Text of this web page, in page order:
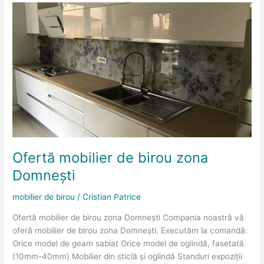
Ofertă mobilier de birou zona
Domnești
mobilier de birou /Cristian Patrice
Ofertă mobilier de birou zona Domnești Compania noastră vă
oferă mobilier de birou zona Domnești. Executăm la comandă:
Orice model de geam sablat Orice model de oglindă, fasetată
(10mm-40mm) Mobilier din sticlă și oglindă Standuri expoziții
Ofertă
mobilier
Domnești